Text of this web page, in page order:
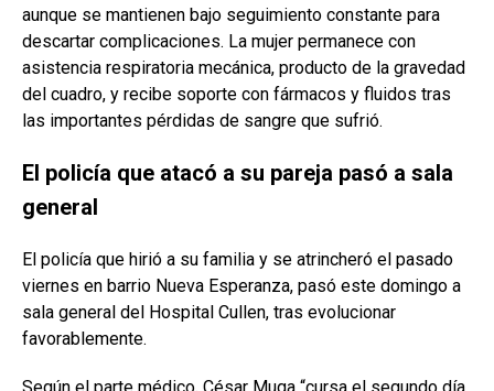
aunque se mantienen bajo seguimiento constante para
descartar complicaciones. La mujer permanece con
asistencia respiratoria mecánica, producto de la gravedad
del cuadro, y recibe soporte con fármacos y fluidos tras
las importantes pérdidas de sangre que sufrió.
El policía que atacó a su pareja pasó a sala
general
El policía que hirió a su familia y se atrincheró el pasado
viernes en barrio Nueva Esperanza, pasó este domingo a
sala general del Hospital Cullen, tras evolucionar
favorablemente.
Según el parte médico, César Muga “cursa el segundo día